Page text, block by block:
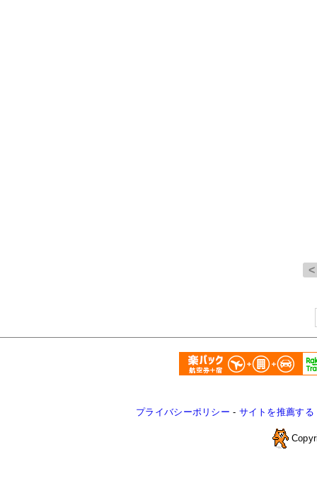
プライバシーポリシー - サイトを推薦する